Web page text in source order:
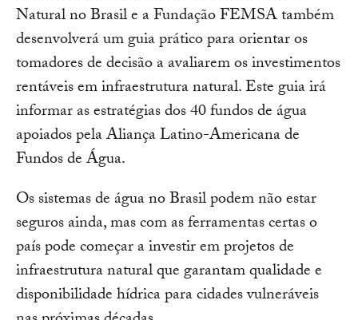
Natural no Brasil e a Fundação FEMSA também
desenvolverá um guia prático para orientar os
tomadores de decisão a avaliarem os investimentos
rentáveis em infraestrutura natural. Este guia irá
informar as estratégias dos 40 fundos de água
apoiados pela Aliança Latino-Americana de
Fundos de Água.
Os sistemas de água no Brasil podem não estar
seguros ainda, mas com as ferramentas certas o
país pode começar a investir em projetos de
infraestrutura natural que garantam qualidade e
disponibilidade hídrica para cidades vulneráveis